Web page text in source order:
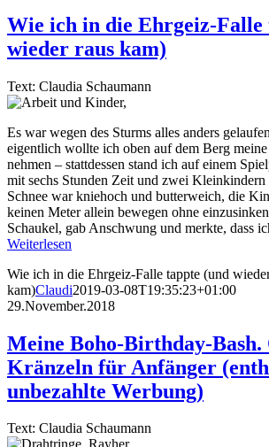
Wie ich in die Ehrgeiz-Falle
wieder raus kam)
Text: Claudia Schaumann
Es war wegen des Sturms alles anders
eigentlich wollte ich oben auf dem Berg meine
nehmen – stattdessen stand ich auf einem
mit sechs Stunden Zeit und zwei
Schnee war kniehoch und butterweich, die
keinen Meter allein bewegen ohne
Schaukel, gab Anschwung und merkte, dass
Weiterlesen
Wie ich in die Ehrgeiz-Falle tappte (und
kam)Claudi2019-03-08T19:35:23+01:00
29.November.2018
Meine Boho-Birthday-Bash.
Kränzeln für Anfänger
unbezahlte Werbung)
Text: Claudia Schaumann